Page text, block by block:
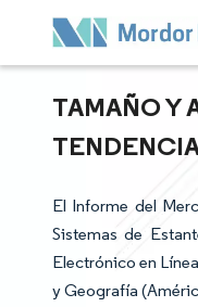
TAMAÑO Y
El Informe del
Sistemas de
Electrónico en
y Geografía